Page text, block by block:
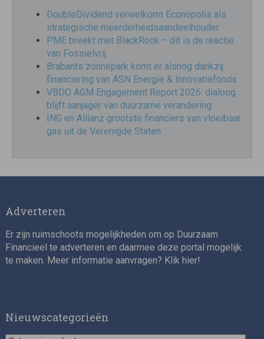
DoubleDividend verwelkomt Econopolis als
strategische meerderheidsaandeelhouder
PME breekt met BlackRock – dit is de reactie
van Fossielvrij
Brabants zonnepark komt er alsnog dankzij
financiering van ASN Energie & Innovatiefonds
VBDO AGM Engagement Report 2026: dialoog
blijft aanjager van duurzame verandering
ING en Allianz grootste financiers van vloeibaar
gas uit de Verenigde Staten
Adverteren
Er zijn ruimschoots mogelijkheden om op Duurzaam
Financieel te adverteren en daarmee deze portal mogelijk
te maken. Meer informatie aanvragen? Klik hier!
Nieuwscategorieën